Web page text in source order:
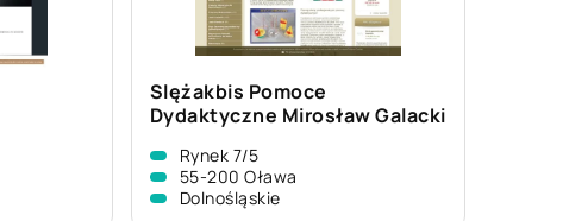
Slężakbis Pomoce
Dydaktyczne Mirosław Galacki
Rynek 7/5
55-200 Oława
Dolnośląskie